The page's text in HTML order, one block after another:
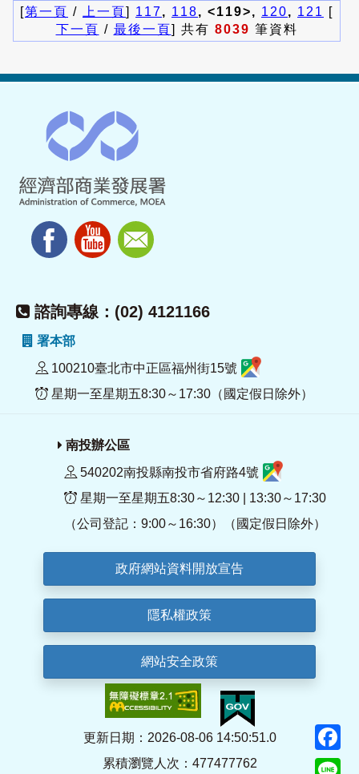
[第一頁 / 上一頁] 117, 118, <119>, 120, 121
[
下一頁 / 最後一頁] 共有 8039 筆資料
諮詢專線：(02) 4121166
署本部
100210臺北市中正區福州街15號
星期一至星期五8:30～17:30（國定假日除外）
南投辦公區
540202南投縣南投市省府路4號
星期一至星期五8:30～12:30 | 13:30～17:30
（公司登記：9:00～16:30）（國定假日除外）
政府網站資料開放宣告
隱私權政策
網站安全政策
更新日期：2026-08-06 14:50:51.0
累積瀏覽人次：477477762